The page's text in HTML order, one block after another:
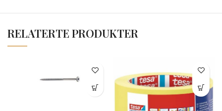
RELATERTE PRODUKTER